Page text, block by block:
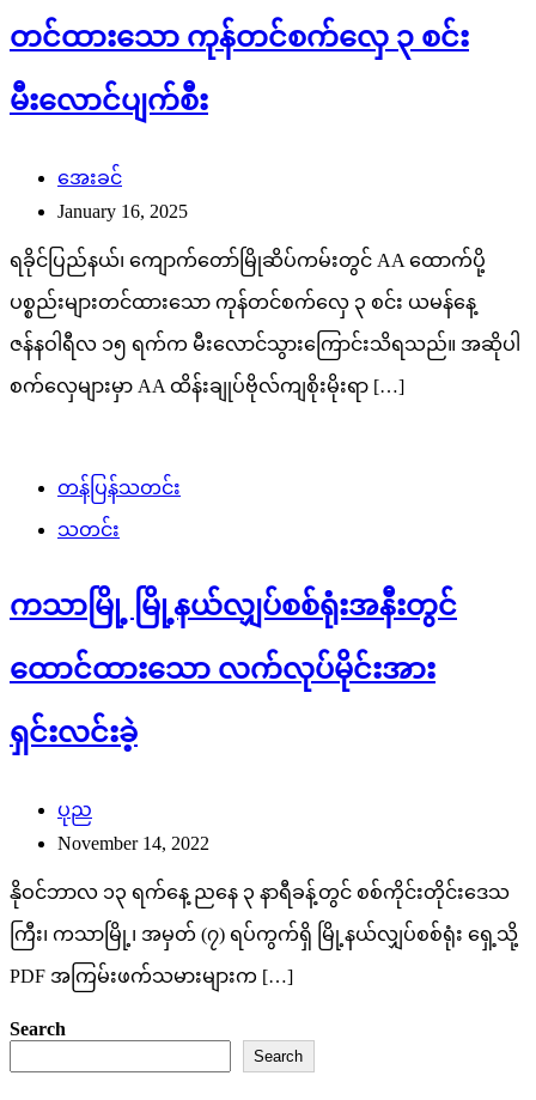
တင်ထားသော ကုန်တင်စက်လှေ ၃ စင်း
မီးလောင်ပျက်စီး
အေးခင်
January 16, 2025
ရခိုင်ပြည်နယ်၊ ကျောက်တော်မြိုဆိပ်ကမ်းတွင် AA ထောက်ပို့
ပစ္စည်းများတင်ထားသော ကုန်တင်စက်လှေ ၃ စင်း ယမန်နေ့
ဇန်နဝါရီလ ၁၅ ရက်က မီးလောင်သွားကြောင်းသိရသည်။ အဆိုပါ
စက်လှေများမှာ AA ထိန်းချုပ်ဗိုလ်ကျစိုးမိုးရာ […]
တန်ပြန်သတင်း
သတင်း
ကသာမြို့ မြို့နယ်လျှပ်စစ်ရုံးအနီးတွင်
ထောင်ထားသော လက်လုပ်မိုင်းအား
ရှင်းလင်းခဲ့
ပုည
November 14, 2022
နိုဝင်ဘာလ ၁၃ ရက်နေ့ ညနေ ၃ နာရီခန့်တွင် စစ်ကိုင်းတိုင်းဒေသ
ကြီး၊ ကသာမြို့၊ အမှတ် (၇) ရပ်ကွက်ရှိ မြို့နယ်လျှပ်စစ်ရုံး ရှေ့သို့
PDF အကြမ်းဖက်သမားများက […]
Search
Search